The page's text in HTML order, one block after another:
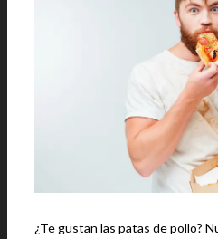
¿Te gustan las patas de pollo? Nuestras abuelitas siempre